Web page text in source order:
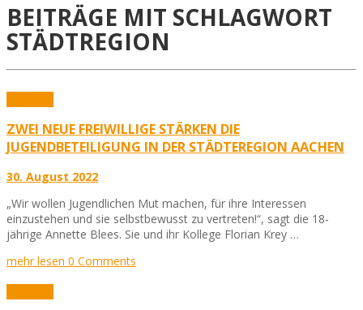
BEITRÄGE MIT SCHLAGWORT
STÄDTREGION
ZWEI NEUE FREIWILLIGE STÄRKEN DIE
JUGENDBETEILIGUNG IN DER STÄDTEREGION AACHEN
30. August 2022
„Wir wollen Jugendlichen Mut machen, für ihre Interessen
einzustehen und sie selbstbewusst zu vertreten!“, sagt die 18-
jährige Annette Blees. Sie und ihr Kollege Florian Krey …
mehr lesen 0 Comments